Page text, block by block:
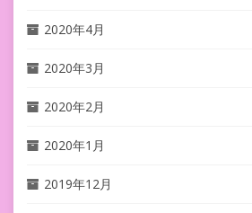
2020年4月
2020年3月
2020年2月
2020年1月
2019年12月